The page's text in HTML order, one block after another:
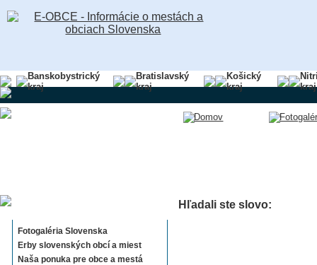
Banskobystrický
kraj
Bratislavský
kraj
Košický
kraj
kraj
Fotogaléria Slovenska
Erby slovenských obcí a miest
Naša ponuka pre obce a mestá
Hľadali ste slovo: